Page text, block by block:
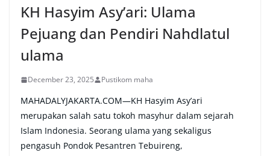
KH Hasyim Asy’ari: Ulama
Pejuang dan Pendiri Nahdlatul
ulama
December 23, 2025 Pustikom maha
MAHADALYJAKARTA.COM—KH Hasyim Asy’ari
merupakan salah satu tokoh masyhur dalam sejarah
Islam Indonesia. Seorang ulama yang sekaligus
pengasuh Pondok Pesantren Tebuireng,